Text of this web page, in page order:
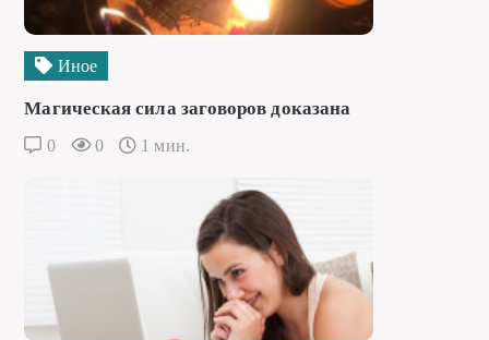
Иное
Магическая сила заговоров доказана
0 0 1 мин.